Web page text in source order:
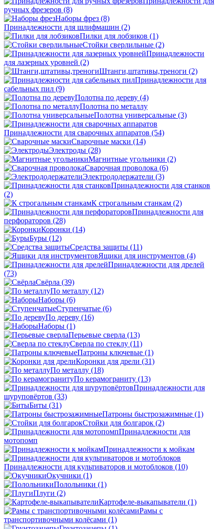
ручных фрезеров (8)
Наборы фрез (8)
Принадлежности для шлифмашин (2)
Пилки для лобзиков (1)
Стойки сверлильные (2)
Принадлежности
для лазерных уровней (2)
Штанги,штативы,треноги (2)
Принадлежности для
сабельных пил (9)
Полотна по дереву (4)
Полотна по металлу
Полотна универсальные (3)
Принадлежности для сварочных аппаратов (54)
Сварочные маски (14)
Электроды (28)
Магнитные угольники (2)
Сварочная проволока (6)
Электрододержатели (3)
Принадлежности для станков
(2)
К строгальным станкам (2)
Принадлежности для
перфораторов (28)
Коронки (14)
Буры (12)
Средства защиты (11)
Ящики для инструментов (4)
Принадлежности для дрелей
(73)
Свёрла (39)
По металлу (12)
Наборы (6)
Ступенчатые (6)
По дереву (16)
Наборы (1)
Перьевые сверла (13)
Сверла по стеклу (11)
Патроны ключевые (1)
Коронки для дрели (31)
По металлу (18)
По керамограниту (13)
Принадлежности для
шуруповёртов (33)
Биты (31)
Патроны быстрозажимные (1)
Стойки для болгарок (2)
Принадлежности для
мотопомп
Принадлежности к мойкам
Принадлежности для культиваторов и мотоблоков (10)
Окучники (1)
Полольники (1)
Плуги (2)
Картофеле-выкапыватели (1)
Рамы с
транспортивочными колёсами (1)